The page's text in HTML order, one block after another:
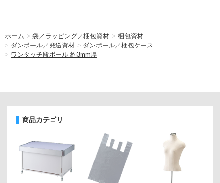
ホーム >袋／ラッピング／梱包資材 > 梱包資材
> ダンボール／発送資材 > ダンボール／梱包ケース
> ワンタッチ段ボール 約3mm厚
商品カテゴリ